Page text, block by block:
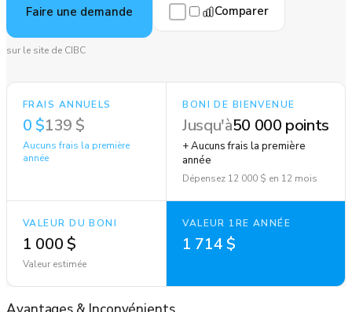
Faire une demande Comparer
sur le site de CIBC
FRAIS ANNUELS
0 $139 $
Aucuns frais la première
année
BONI DE BIENVENUE
Jusqu'à50 000 points
+ Aucuns frais la première
année
Dépensez 12 000 $ en 12 mois
VALEUR DU BONI
1 000 $
Valeur estimée
VALEUR 1RE ANNÉE
1 714 $